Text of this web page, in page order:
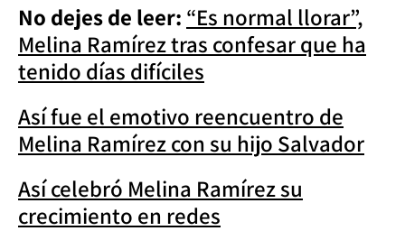
No dejes de leer: “Es normal llorar”,
Melina Ramírez tras confesar que ha
tenido días difíciles
Así fue el emotivo reencuentro de
Melina Ramírez con su hijo Salvador
Así celebró Melina Ramírez su
crecimiento en redes